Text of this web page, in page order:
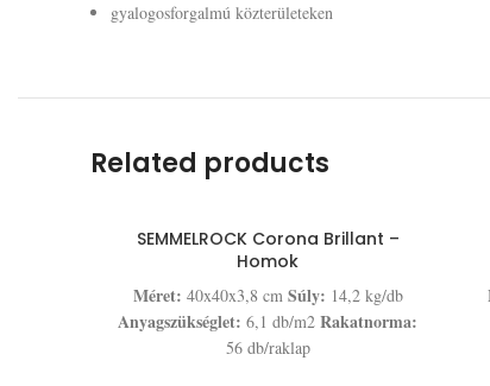
gyalogosforgalmú közterületeken
Related products
SEMMELROCK Corona Brillant –
Homok
Méret: 40x40x3,8 cm Súly: 14,2 kg/db
Anyagszükséglet: 6,1 db/m2 Rakatnorma:
56 db/raklap